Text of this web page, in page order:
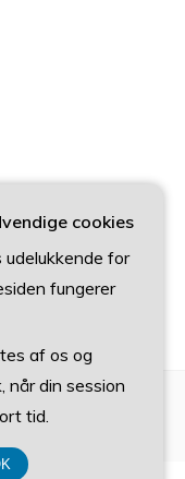
cookies
for
fungerer
af os og
når din session
tid.